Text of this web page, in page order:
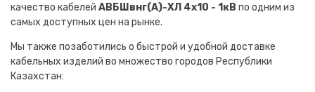
качество кабелей АВБШвнг(A)-ХЛ 4х10 - 1кВ по одним из
самых доступных цен на рынке.
Мы также позаботились о быстрой и удобной доставке
кабельных изделий во множество городов Республики
Казахстан: